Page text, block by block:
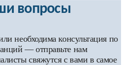
вопросы
необходима консультация по
— отправьте нам
свяжутся с вами в самое